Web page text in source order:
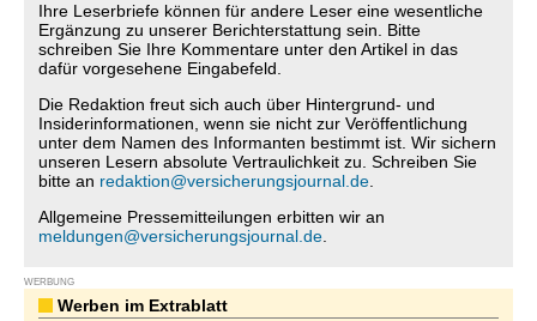
Ihre Leserbriefe können für andere Leser eine wesentliche
Ergänzung zu unserer Berichterstattung sein. Bitte
schreiben Sie Ihre Kommentare unter den Artikel in das
dafür vorgesehene Eingabefeld.
Die Redaktion freut sich auch über Hintergrund- und
Insiderinformationen, wenn sie nicht zur Veröffentlichung
unter dem Namen des Informanten bestimmt ist. Wir sichern
unseren Lesern absolute Vertraulichkeit zu. Schreiben Sie
bitte an redaktion@versicherungsjournal.de
Allgemeine Pressemitteilungen erbitten wir an
meldungen@versicherungsjournal.de
WERBUNG
Werben im Extrablatt